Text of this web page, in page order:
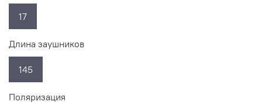
17
Длина заушников
145
Поляризация